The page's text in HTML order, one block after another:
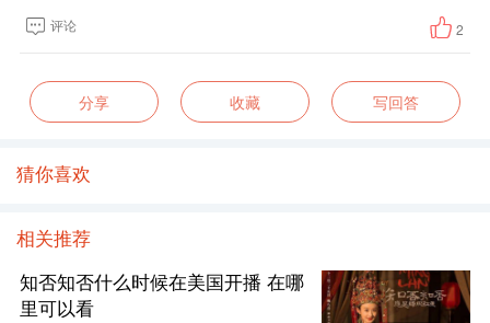
评论 2
分享 收藏 写回答
猜你喜欢
相关推荐
知否知否什么时候在美国开播 在哪
里可以看